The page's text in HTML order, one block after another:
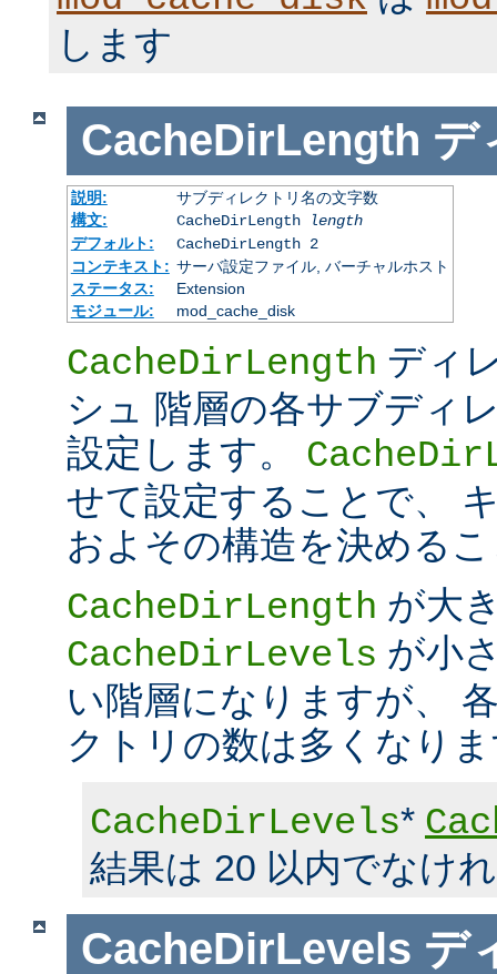
します
CacheDirLength デ
説明:
サブディレクトリ名の文字数
構文:
CacheDirLength
length
デフォルト:
CacheDirLength 2
コンテキスト: サーバ設定ファイル, バーチャルホスト
ステータス:
Extension
モジュール:
mod_cache_disk
CacheDirLength ディ
シュ 階層の各サブディ
設定します。
せて設定することで、
およその構造を決める
CacheDirLength が大
CacheDirLevels が小
い階層になりますが、
クトリの数は多くなり
CacheDirLevels*
結果は 20 以内でなけ
CacheDirLevels デ